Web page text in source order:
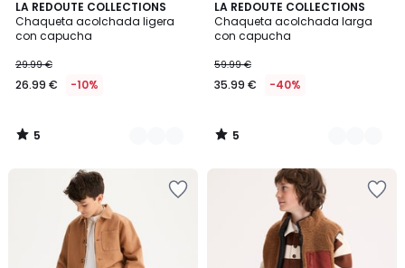
LA REDOUTE COLLECTIONS
Chaqueta acolchada ligera
con capucha
29.99 €
26.99 € -10%
5
/
5
2
Colores
5
/
LA REDOUTE COLLECTIONS
Chaqueta acolchada larga
con capucha
59.99 €
35.99 € -40%
5
/
5
2
Colores
5
/